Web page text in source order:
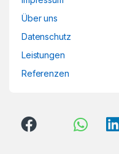
Über uns
Datenschutz
Leistungen
Referenzen